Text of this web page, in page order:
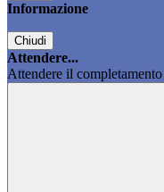
Informazione
Chiudi
Attendere...
Attendere il